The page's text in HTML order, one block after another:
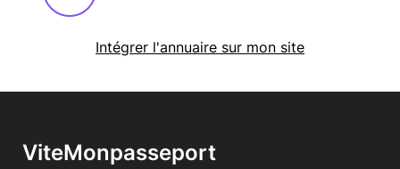
Intégrer l'annuaire sur mon site
ViteMonpasseport